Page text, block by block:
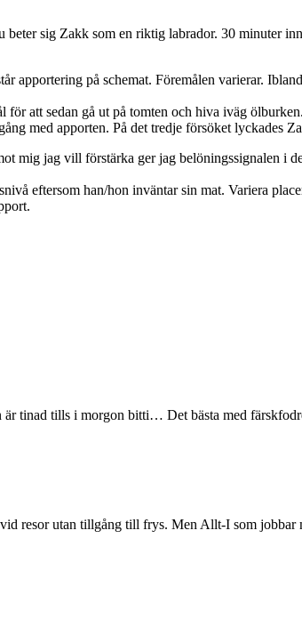
sig Zakk som en riktig labrador. 30 minuter
apportering på schemat. Föremålen varierar.
att sedan gå ut på tomten och hiva iväg
med apporten. På det tredje försöket lyckades
mig jag vill förstärka ger jag belöningssignalen i
eftersom han/hon inväntar sin mat. Variera
tinad tills i morgon bitti… Det bästa med
resor utan tillgång till frys. Men Allt-I som